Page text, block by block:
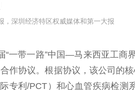
，深圳经济特区权威媒体和第一大报
“一带一路”中国—马来西亚工商
作协议。根据协议，该公司的
专利/PCT）和心血管疾病检测